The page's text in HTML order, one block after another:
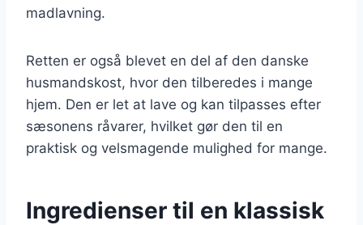
madlavning.
Retten er også blevet en del af den danske
husmandskost, hvor den tilberedes i mange
hjem. Den er let at lave og kan tilpasses efter
sæsonens råvarer, hvilket gør den til en
praktisk og velsmagende mulighed for mange.
Ingredienser til en klassisk